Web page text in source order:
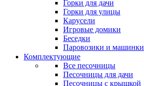
Горки для дачи
Горки для улицы
Карусели
Игровые домики
Беседки
Паровозики и машинки
Комплектующие
Все песочницы
Песочницы для дачи
Песочницы с крышкой